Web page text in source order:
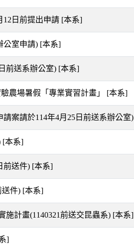
12日前提出申請 [本系]
公室申請) [本系]
前送系辦公室) [本系]
農場暑假「專業實習計畫」 [本系]
案請於114年4月25日前送系辦公室)
[本系]
前送件) [本系]
送件) [本系]
施計畫(1140321前送交昆蟲系) [本系]
]